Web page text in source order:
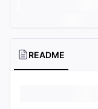
README